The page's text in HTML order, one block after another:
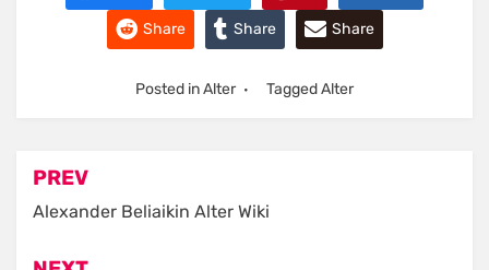
Share Share Share
Posted inAlter TaggedAlter
Post
navigation
PREV
Alexander Beliaikin Alter Wiki